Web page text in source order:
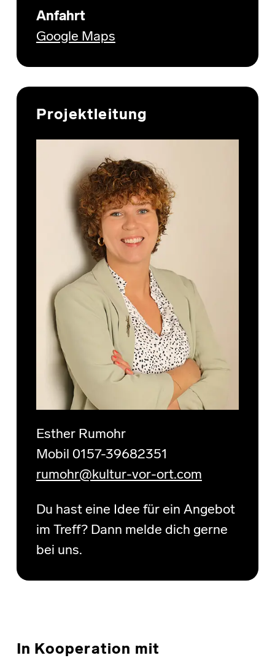
Anfahrt
Google Maps
Projektleitung
Esther Rumohr
Mobil 0157-39682351
rumohr@kultur-vor-ort.com
Du hast eine Idee für ein Angebot
im Treff? Dann melde dich gerne
bei uns.
In Kooperation mit